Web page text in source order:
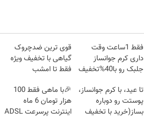
فقط 1ساعت وقت
داری کرم جوانساز
جلبک رو با40%تخفیف
قوی ترین ضدچروک
گیاهی با تخفیف ویژه
فقط تا امشب
تا عید، با کرم جوانساز،
پوستت رو دوباره
بساز(خرید با تخفیف
🎉با ماهی فقط 100
هزار تومان 6 ماه
اینترنت پرسرعت ADSL